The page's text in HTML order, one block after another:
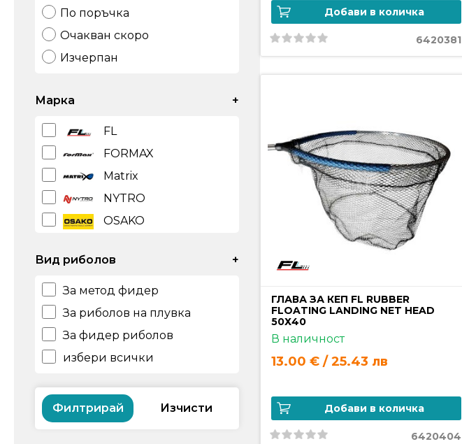
По поръчка
Очакван скоро
Изчерпан
Марка +
FL
FORMAX
Matrix
NYTRO
OSAKO
PRO FL
WIND BLADE
избери всички
Вид риболов +
За метод фидер
За риболов на плувка
За фидер риболов
избери всички
Филтрирай
Добави в количка
6420381
ГЛАВА ЗА КЕП FL RUBBER
FLOATING LANDING NET HEAD
50Х40
В наличност
13.00 € / 25.43 лв
Добави в количка
6420404